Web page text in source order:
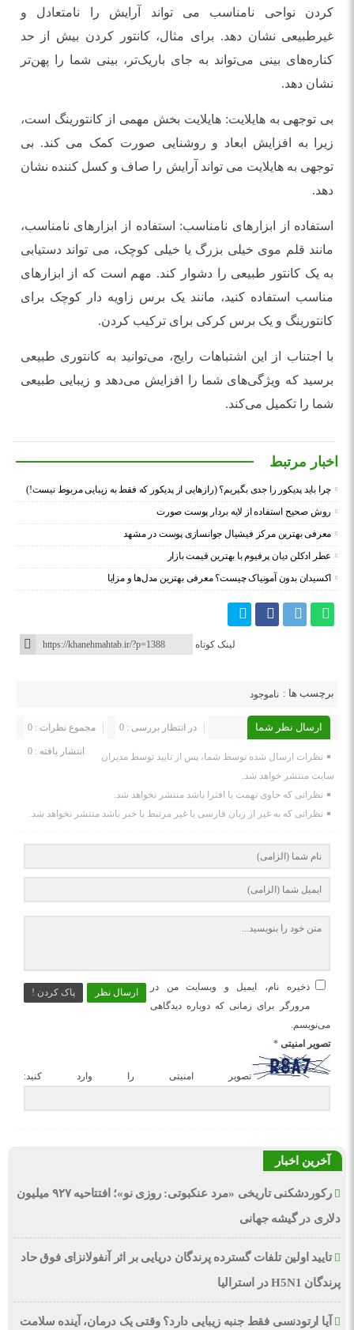
کردن نواحی نامناسب می تواند آرایش را نامتعادل و
غیرطبیعی نشان دهد. برای مثال، کانتور کردن بیش از حد
کناره‌های بینی می‌تواند به جای باریک‌تر، بینی شما را پهن‌تر
نشان دهد.
بی توجهی به هایلایت: هایلایت بخش مهمی از کانتورینگ است،
زیرا به افزایش ابعاد و روشنایی صورت کمک می کند. بی
توجهی به هایلایت می تواند آرایش را صاف و کسل کننده نشان
دهد.
استفاده از ابزارهای نامناسب: استفاده از ابزارهای نامناسب،
مانند قلم موی خیلی بزرگ یا خیلی کوچک، می تواند دستیابی
به یک کانتور طبیعی را دشوار کند. مهم است که از ابزارهای
مناسب استفاده کنید، مانند یک برس زاویه دار کوچک برای
کانتورینگ و یک برس کرکی برای ترکیب کردن.
با اجتناب از این اشتباهات رایج، می‌توانید به کانتوری طبیعی
برسید که ویژگی‌های شما را افزایش می‌دهد و زیبایی طبیعی
شما را تکمیل می‌کند.
اخبار مرتبط
چرا باید پدیکور را جدی بگیریم؟ (رازهایی از پدیکور که فقط به زیبایی مربوط نیست!)
روش صحیح استفاده از لایه بردار پوست صورت
معرفی بهترین مرکز فیشیال جوانسازی پوست در مشهد
عطر ادکلن دیان پرفیوم با بهترین قیمت بازار
اکسیدان بدون آمونیاک چیست؟ معرفی بهترین مدل‌ها و مزایا
لینک کوتاه
برچسب ها : ناموجود
ارسال نظر شما مجموع نظرات : 0 در انتظار بررسی : 0
انتشار یافته : 0
نظرات ارسال شده توسط شما، پس از تایید توسط مدیران
سایت منتشر خواهد شد.
نظراتی که حاوی تهمت یا افترا باشد منتشر نخواهد شد.
نظراتی که به غیر از زبان فارسی یا غیر مرتبط با خبر باشد منتشر نخواهد شد.
ارسال نظر پاک کردن !
ذخیره نام، ایمیل و وبسایت من در
مرورگر برای زمانی که دوباره دیدگاهی
می‌نویسم.
تصویر امنیتی *
تصویر امنیتی را وارد کنید:
آخرین اخبار
رکوردشکنی تاریخی «مرد عنکبوتی: روزی نو»؛ افتتاحیه ۹۲۷ میلیون
دلاری در گیشه جهانی
تایید اولین تلفات گسترده پرندگان دریایی بر اثر آنفولانزای فوق حاد
پرندگان H5N1 در استرالیا
آیا ارتودنسی فقط جنبه زیبایی دارد؟ وقتی یک درمان، آینده سلامت